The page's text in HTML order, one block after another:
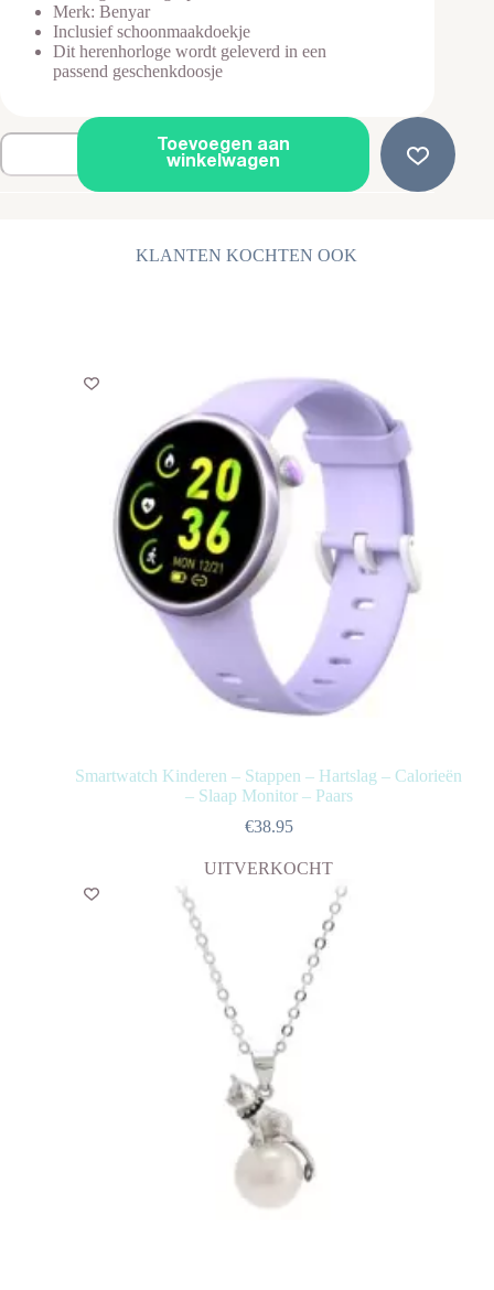
Merk: Benyar
Inclusief schoonmaakdoekje
Dit herenhorloge wordt geleverd in een
passend geschenkdoosje
Horloge
-
Toevoegen aan
winkelwagen
KLANTEN KOCHTEN OOK
Smartwatch Kinderen – Stappen – Hartslag – Calorieën
– Slaap Monitor – Paars
€38.95
UITVERKOCHT